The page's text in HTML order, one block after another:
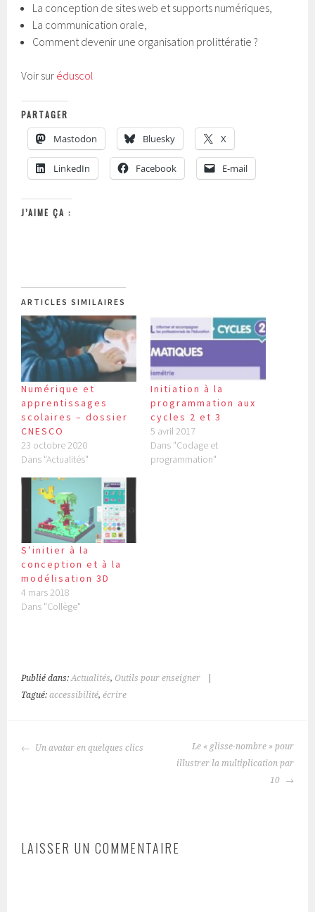
La conception de sites web et supports numériques,
La communication orale,
Comment devenir une organisation prolittératie ?
Voir sur éduscol
PARTAGER
Mastodon Bluesky X
LinkedIn Facebook E-mail
J’AIME ÇA :
ARTICLES SIMILAIRES
Numérique et
apprentissages
scolaires – dossier
CNESCO
23 octobre 2020
Dans "Actualités"
Initiation à la
programmation aux
cycles 2 et 3
5 avril 2017
Dans "Codage et
programmation"
S’initier à la
conception et à la
modélisation 3D
4 mars 2018
Dans "Collège"
Publié dans:Actualités,Outils pour enseigner
Tagué:accessibilité,écrire
NAVIGATION
Un avatar en quelques clics
Le « glisse-nombre » pour
illustrer la multiplication par
10
LAISSER UN COMMENTAIRE